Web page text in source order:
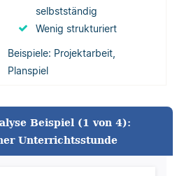
selbstständig
Wenig strukturiert
Beispiele: Projektarbeit,
Planspiel
Beispiel (1 von 4):
Unterrichtsstunde